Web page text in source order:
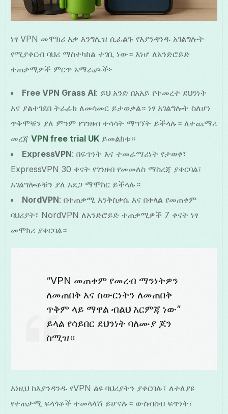
ነፃ VPN መሞክሪ እቃ እንግሊዝ ሲፈልጉ የእያንዳንዱ አገልግሎት
የሚያቀርብ ባህሪ ማስተካከል ተገቢ ነው። እነሆ ለአንድሮይድ
ተጠቃሚዎች ምርጥ አማራጮች፦
Free VPN Grass AI: ይህ አንድ በአአይ የተመረተ ደህንነት
እና ያልተገደበ ትራፊክ ለመሳመር ይታወቃል። ነፃ አገልግሎት ስለሆነ
ጥቅሞቹን ያለ ምንም የገንዘብ ተሳሳት ማግኘት ይችላሉ። ለተጨማሪ
መረጃVPN free trial UK ይመልከቱ።
ExpressVPN: በፍጥነት እና ተመራማሪነት የታወቀ፣
ExpressVPN 30 ቀናት የገንዘብ የመመለስ ማስረጃ ያቀርባል፣
አገልግሎቶቹን ያለ አደጋ ማሞከር ይችላሉ።
NordVPN: በተጠቃሚ እንቅስቃሴ እና በቀላል የመጠቀም
ባህሪያት፣ NordVPN ለአንድሮይድ ተጠቃሚዎች 7 ቀናት ነፃ
መሞክሪ ያቀርባል።
“VPN መጠቀም የመረብ ማንነትዎን
ለመጠበቅ እና ስውርነትን ለመጠበቅ
ጥቅም ላይ ማዋል ብልህ እርምጃ ነው”
ይላል የሳይበር ደህንነት ባለሙያ ጆን
ስሚዝ።
እነዚህ ከእያንዳንዱ የVPN ልዩ ባህሪያትን ያቀርባሉ፣ ለተለያዩ
የተጠቃሚ ፍላጎቶች ተመላላሽ ይሆናሉ። ውስብስብ ፍጥነት፣